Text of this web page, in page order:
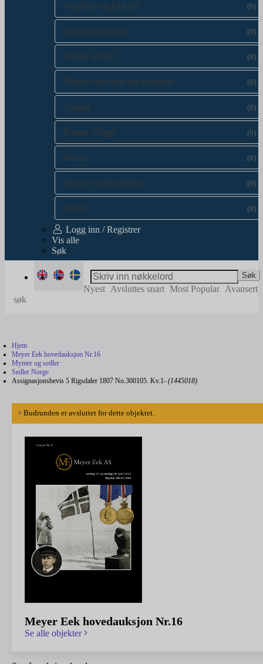
Smykker og klokker (0)
Jubileumsauksjon (0)
Kasser utland (0)
Diverse rekvisita og kataloger (0)
Utland (0)
Kasser Norge (0)
Norge (0)
Diverse samleobjekter (0)
Kasse (0)
Logg inn / Registrer
Vis alle
Søk
Søk
Nyest Avsluttes snart Most Popular Avansert
søk
Hjem
Meyer Eek hovedauksjon Nr.16
Mynter og sedler
Sedler Norge
Assignasjonsbevis 5 Rigsdaler 1807 No.300105. Kv.1- (1445018)
× Budrunden er avsluttet for dette objektet.
Meyer Eek hovedauksjon Nr.16
Se alle objekter